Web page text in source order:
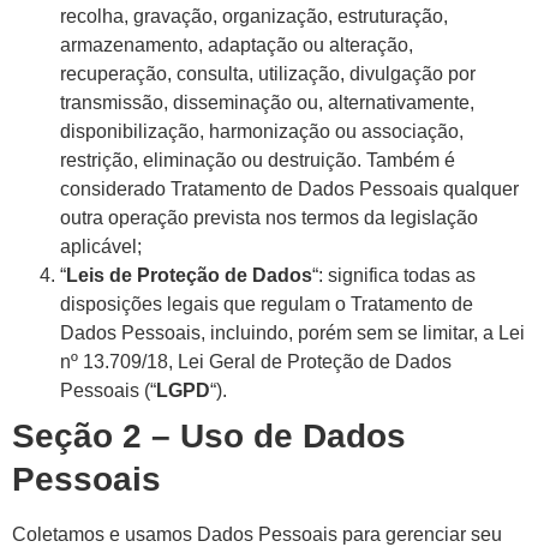
recolha, gravação, organização, estruturação,
armazenamento, adaptação ou alteração,
recuperação, consulta, utilização, divulgação por
transmissão, disseminação ou, alternativamente,
disponibilização, harmonização ou associação,
restrição, eliminação ou destruição. Também é
considerado Tratamento de Dados Pessoais qualquer
outra operação prevista nos termos da legislação
aplicável;
“Leis de Proteção de Dados“: significa todas as
disposições legais que regulam o Tratamento de
Dados Pessoais, incluindo, porém sem se limitar, a Lei
nº 13.709/18, Lei Geral de Proteção de Dados
Pessoais (“LGPD“).
Seção 2 – Uso de Dados
Pessoais
Coletamos e usamos Dados Pessoais para gerenciar seu